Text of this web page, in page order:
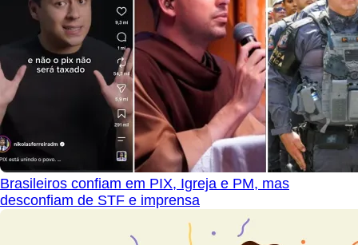
Brasileiros confiam em PIX, Igreja e PM, mas
desconfiam de STF e imprensa